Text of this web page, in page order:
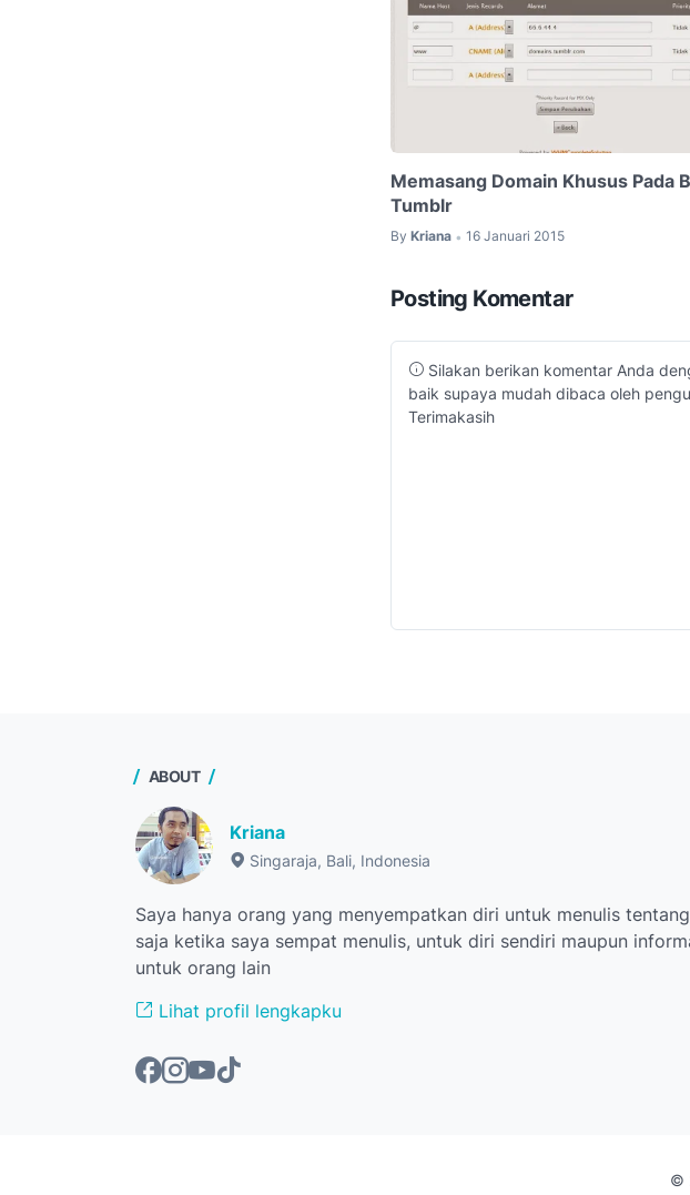
Memasang Domain Khusus Pada
Tumblr
By Kriana • 16 Januari 2015
Posting Komentar
Silakan berikan komentar Anda
baik supaya mudah dibaca oleh
Terimakasih
ABOUT
Kriana
Singaraja, Bali, Indonesia
Saya hanya orang yang menyempatkan diri untuk menulis
saja ketika saya sempat menulis, untuk diri sendiri maupun
untuk orang lain
Lihat profil lengkapku
©